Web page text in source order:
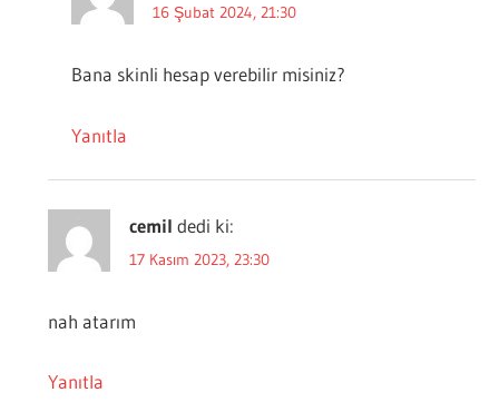
16 Şubat 2024, 21:30
Bana skinli hesap verebilir misiniz?
Yanıtla
cemil dedi ki:
17 Kasım 2023, 23:30
nah atarım
Yanıtla